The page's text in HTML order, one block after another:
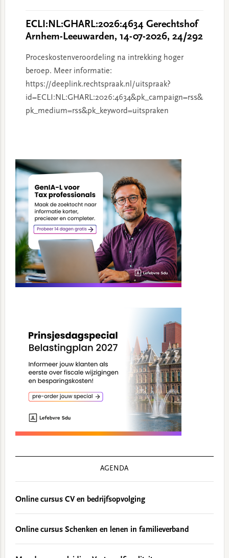
ECLI:NL:GHARL:2026:4634 Gerechtshof
Arnhem-Leeuwarden, 14-07-2026, 24/292
Proceskostenveroordeling na intrekking hoger
beroep. Meer informatie:
https://deeplink.rechtspraak.nl/uitspraak?
id=ECLI:NL:GHARL:2026:4634&pk_campaign=rss&
pk_medium=rss&pk_keyword=uitspraken
Sidebar
AGENDA
Online cursus CV en bedrijfsopvolging
Online cursus Schenken en lenen in familieverband